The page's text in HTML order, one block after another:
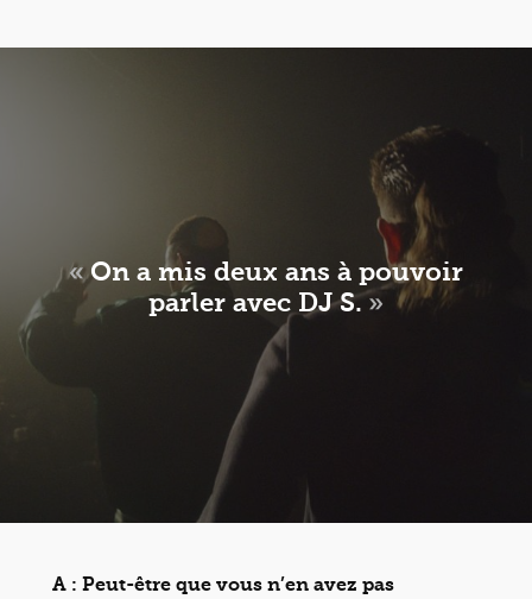
«On a mis deux ans à pouvoir
parler avec DJ S.»
A : Peut-être que vous n’en avez pas